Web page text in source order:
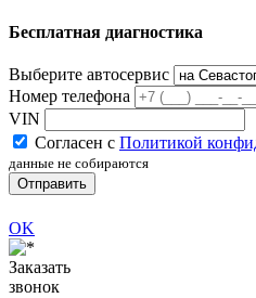
Бесплатная диагностика
Выберите автосервис
Номер телефона
VIN
Согласен с Политикой
данные не собираются
Отправить
OK
Заказать
звонок